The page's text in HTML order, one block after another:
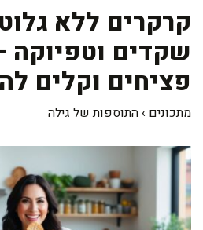
קרקרים ללא
שקדים וטפיוקה
פציחים וקלים
מתכונים › התוספות של גילה